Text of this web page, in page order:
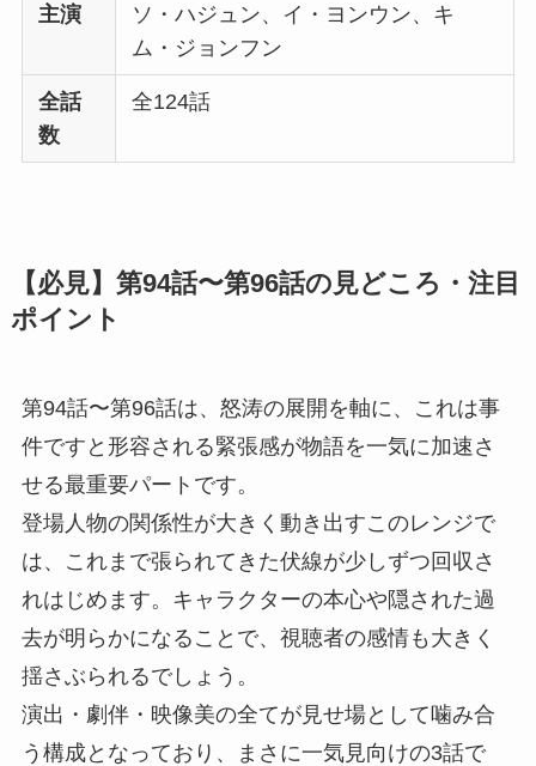
主演
ソ・ハジュン、イ・ヨンウン、キ
ム・ジョンフン
全話
数
全124話
【必見】第94話〜第96話の見どころ・注目
ポイント
第94話〜第96話は、怒涛の展開を軸に、これは事
件ですと形容される緊張感が物語を一気に加速さ
せる最重要パートです。
登場人物の関係性が大きく動き出すこのレンジで
は、これまで張られてきた伏線が少しずつ回収さ
れはじめます。キャラクターの本心や隠された過
去が明らかになることで、視聴者の感情も大きく
揺さぶられるでしょう。
演出・劇伴・映像美の全てが見せ場として噛み合
う構成となっており、まさに一気見向けの3話で